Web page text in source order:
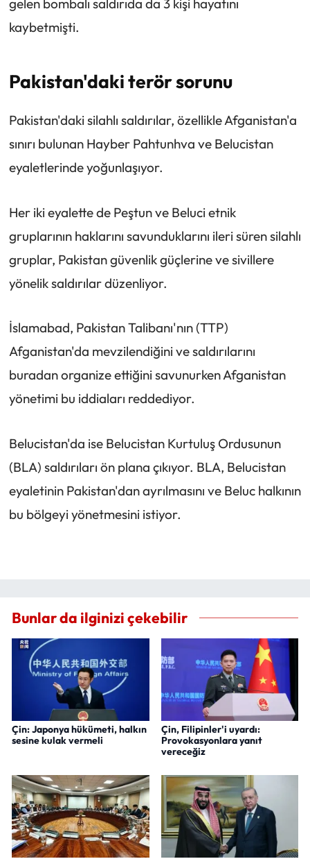
gelen bombalı saldırıda da 3 kişi hayatını
kaybetmişti.
Pakistan'daki terör sorunu
Pakistan'daki silahlı saldırılar, özellikle Afganistan'a
sınırı bulunan Hayber Pahtunhva ve Belucistan
eyaletlerinde yoğunlaşıyor.
Her iki eyalette de Peştun ve Beluci etnik
gruplarının haklarını savunduklarını ileri süren silahlı
gruplar, Pakistan güvenlik güçlerine ve sivillere
yönelik saldırılar düzenliyor.
İslamabad, Pakistan Talibanı'nın (TTP)
Afganistan'da mevzilendiğini ve saldırılarını
buradan organize ettiğini savunurken Afganistan
yönetimi bu iddiaları reddediyor.
Belucistan'da ise Belucistan Kurtuluş Ordusunun
(BLA) saldırıları ön plana çıkıyor. BLA, Belucistan
eyaletinin Pakistan'dan ayrılmasını ve Beluc halkının
bu bölgeyi yönetmesini istiyor.
Bunlar da ilginizi çekebilir
Çin: Japonya hükümeti, halkın
sesine kulak vermeli
Çin, Filipinler'i uyardı:
Provokasyonlara yanıt
vereceğiz